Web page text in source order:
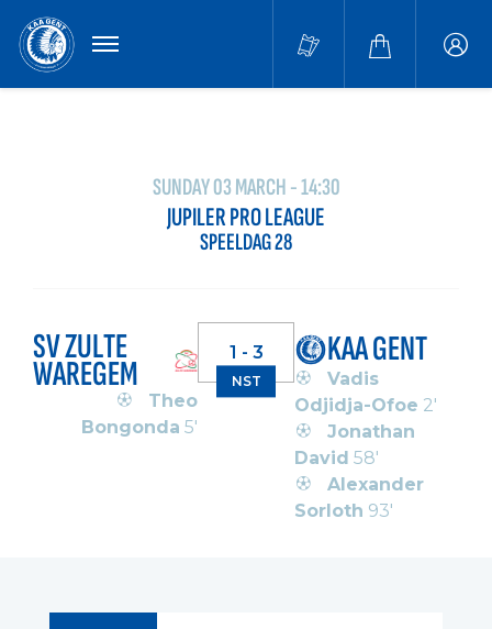
MENU
SUNDAY 03 MARCH - 14:30
JUPILER PRO LEAGUE
SPEELDAG 28
SV ZULTE
WAREGEM
Theo
Bongonda 5'
1 - 3
NST
KAA GENT
Vadis
Odjidja-Ofoe 2'
Jonathan
David 58'
Alexander
Sorloth 93'